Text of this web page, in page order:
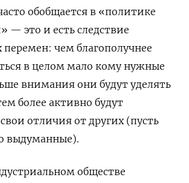
обобщается в «политике
— это и есть следствие
чем благополучнее
в целом мало кому нужные
внимания они будут уделять
более активно будут
отличия от других (пусть
выдуманные).
обществе